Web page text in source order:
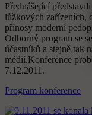
Přednášející
lůžkových zařízeních,
přínosy moderní
Odborný program se
účastníků a stejně tak
médií.Konference
7.12.2011.
Program konference